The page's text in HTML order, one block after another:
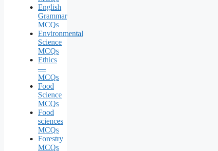
English
Grammar
MCQs
Environmental
Science
MCQs
Ethics
—
MCQs
Food
Science
MCQs
Food
sciences
MCQs
Forestry
MCQs